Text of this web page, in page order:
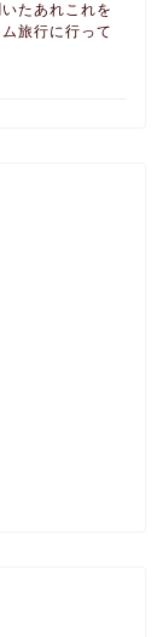
たあれこれを
旅行に行って